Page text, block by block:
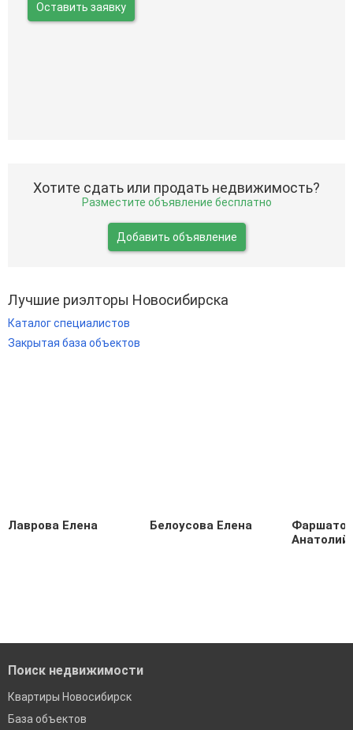
Оставить заявку
Хотите сдать или продать недвижимость?
Разместите объявление бесплатно
Добавить объявление
Лучшие риэлторы Новосибирска
Каталог специалистов
Закрытая база объектов
Лаврова Елена Белоусова Елена
Фаршатов
Анатолий
Поиск недвижимости
Квартиры Новосибирск
База объектов